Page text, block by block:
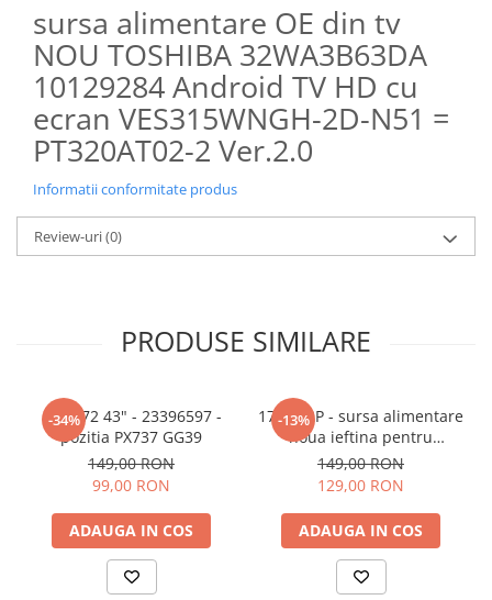
sursa alimentare OE din tv
NOU TOSHIBA 32WA3B63DA
10129284 Android TV HD cu
ecran VES315WNGH-2D-N51 =
PT320AT02-2 Ver.2.0
Informatii conformitate produs
Review-uri(0)
PRODUSE SIMILARE
-34%
17IPS72 43" - 23396597 -
pozitia PX737 GG39
149,00 RON
99,00 RON
ADAUGA IN COS
-13%
17IPS62P - sursa alimentare
noua ieftina pentru
Panasonic 32" - 23483906 -
pozitia GB101
149,00 RON
129,00 RON
ADAUGA IN COS